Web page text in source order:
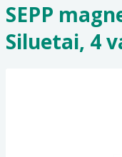
SEPP
Siluetai, 4